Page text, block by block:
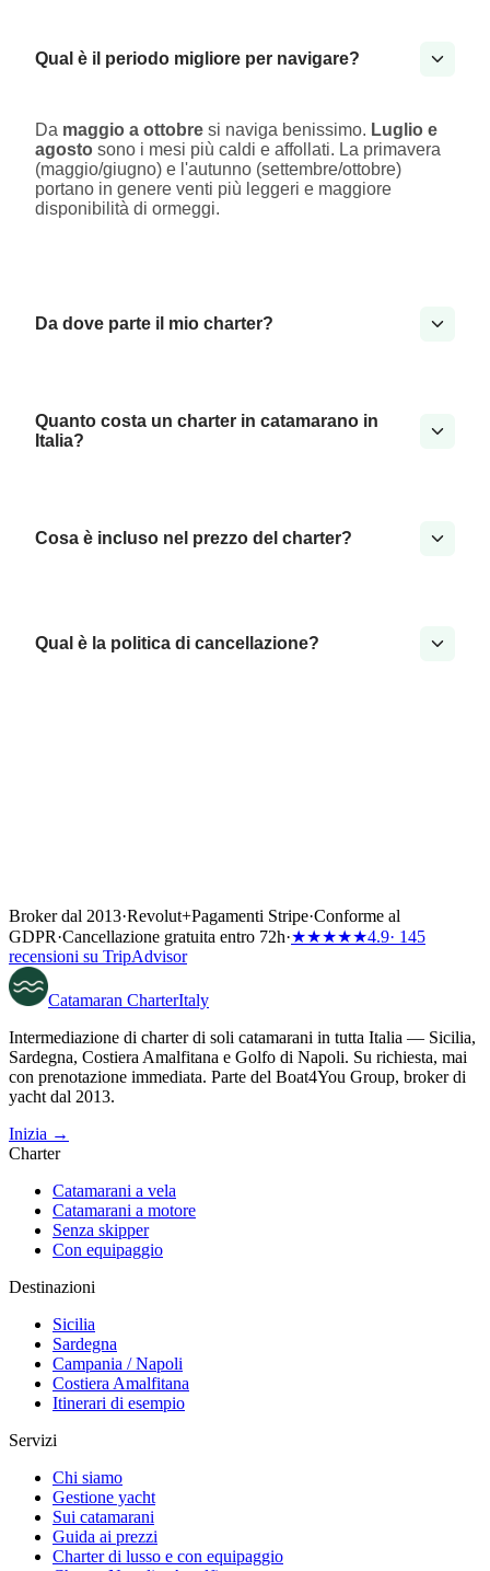
Qual è il periodo migliore per navigare?
Da maggio a ottobre si naviga benissimo. Luglio e
agosto sono i mesi più caldi e affollati. La primavera
(maggio/giugno) e l'autunno (settembre/ottobre)
portano in genere venti più leggeri e maggiore
disponibilità di ormeggi.
Da dove parte il mio charter?
Quanto costa un charter in catamarano in
Italia?
Cosa è incluso nel prezzo del charter?
Qual è la politica di cancellazione?
Broker dal 2013·Revolut+Pagamenti Stripe·Conforme al
GDPR·Cancellazione gratuita entro 72h·★★★★★4.9· 145
recensioni su TripAdvisor
Catamaran CharterItaly
Intermediazione di charter di soli catamarani in tutta Italia — Sicilia,
Sardegna, Costiera Amalfitana e Golfo di Napoli. Su richiesta, mai
con prenotazione immediata. Parte del Boat4You Group, broker di
yacht dal 2013.
Inizia →
Charter
Catamarani a vela
Catamarani a motore
Senza skipper
Con equipaggio
Destinazioni
Sicilia
Sardegna
Campania / Napoli
Costiera Amalfitana
Itinerari di esempio
Servizi
Chi siamo
Gestione yacht
Sui catamarani
Guida ai prezzi
Charter di lusso e con equipaggio